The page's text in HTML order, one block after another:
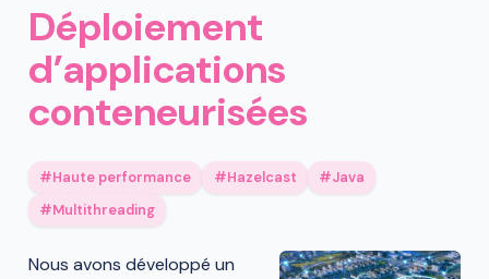
Déploiement
d’applications
conteneurisées
Haute performance Hazelcast
Java
Multithreading
Nous avons développé un